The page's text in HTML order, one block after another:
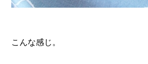
こんな感じ。